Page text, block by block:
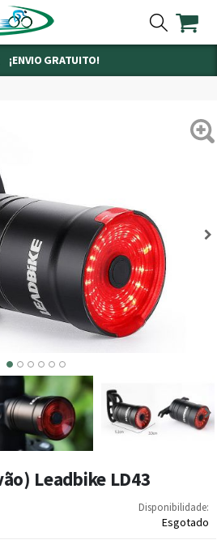
¡ENVIO GRATUITO!
Leadbike LD43
Disponibilidade:
Esgotado